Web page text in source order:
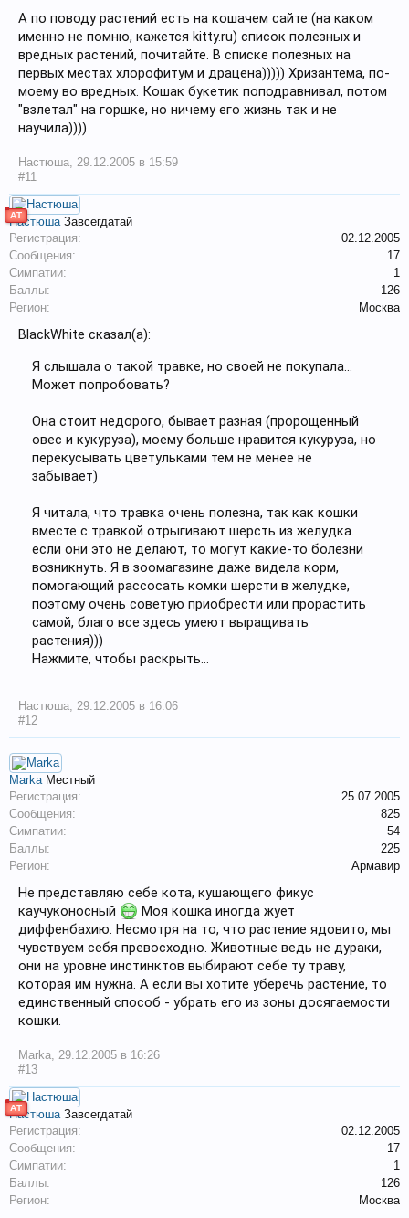
А по поводу растений есть на кошачем сайте (на каком
именно не помню, кажется kitty.ru) список полезных и
вредных растений, почитайте. В списке полезных на
первых местах хлорофитум и драцена))))) Хризантема, по-
моему во вредных. Кошак букетик поподравнивал, потом
"взлетал" на горшке, но ничему его жизнь так и не
научила))))
Настюша, 29.12.2005 в 15:59
#11
АТ
Настюша Завсегдатай
Регистрация:
02.12.2005
Сообщения:
17
Симпатии:
1
Баллы:
126
Регион:
Москва
BlackWhite сказал(а):
Я слышала о такой травке, но своей не покупала...
Может попробовать?
Она стоит недорого, бывает разная (пророщенный
овес и кукуруза), моему больше нравится кукуруза, но
перекусывать цветульками тем не менее не
забывает)
Я читала, что травка очень полезна, так как кошки
вместе с травкой отрыгивают шерсть из желудка.
если они это не делают, то могут какие-то болезни
возникнуть. Я в зоомагазине даже видела корм,
помогающий рассосать комки шерсти в желудке,
поэтому очень советую приобрести или прорастить
самой, благо все здесь умеют выращивать
растения)))
Нажмите, чтобы раскрыть...
Настюша, 29.12.2005 в 16:06
#12
Marka Местный
Регистрация:
25.07.2005
Сообщения:
825
Симпатии:
54
Баллы:
225
Регион:
Армавир
Не представляю себе кота, кушающего фикус
каучуконосный
Моя кошка иногда жует
диффенбахию. Несмотря на то, что растение ядовито, мы
чувствуем себя превосходно. Животные ведь не дураки,
они на уровне инстинктов выбирают себе ту траву,
которая им нужна. А если вы хотите уберечь растение, то
единственный способ - убрать его из зоны досягаемости
кошки.
Marka, 29.12.2005 в 16:26
#13
АТ
Настюша Завсегдатай
Регистрация:
02.12.2005
Сообщения:
17
Симпатии:
1
Баллы:
126
Регион:
Москва